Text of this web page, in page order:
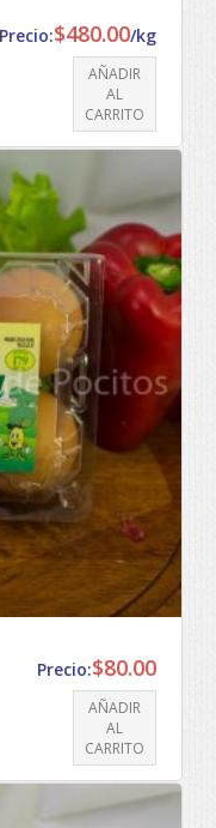
Precio:$480.00/kg
AÑADIR
AL
CARRITO
Precio:$80.00
AÑADIR
AL
CARRITO